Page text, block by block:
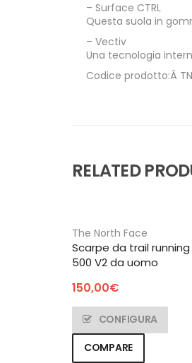
– Surface CTRL
Questa suola in
– Vectiv
Una tecnologia
Codice prodotto:Â
RELATED
The North Face
Scarpe da trail
500 V2 da uomo
150,00€
CONFIGURA
COMPARE